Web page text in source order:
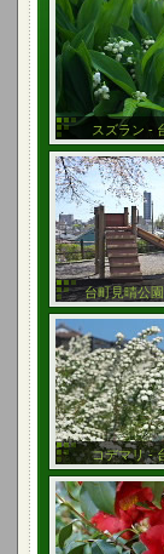
スズラン -
台町見晴公
コデマリ -